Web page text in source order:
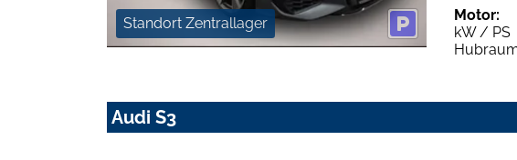
Standort Zentrallager
Motor:
kW / PS
Audi S3